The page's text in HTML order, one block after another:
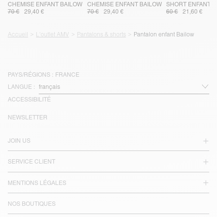
CHEMISE ENFANT BAILOW
70 €
29,40 €
CHEMISE ENFANT BAILOW
70 €
29,40 €
SHORT ENFANT
60 €
21,60 €
Accueil L'outlet AMV Pantalons & shorts Pantalon enfant Bailow
PAYS/RÉGIONS : FRANCE
LANGUE :
ACCESSIBILITÉ
JOIN US
SERVICE CLIENT
MENTIONS LÉGALES
NOS BOUTIQUES
NEWSLETTER